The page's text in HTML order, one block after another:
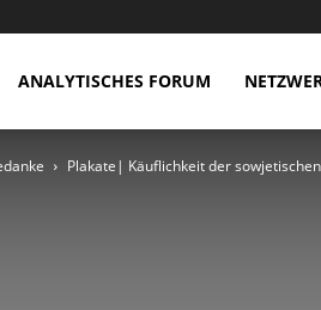
ANALYTISCHES FORUM
Plakate| Käuflichkeit der